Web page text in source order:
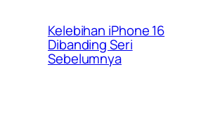
Kelebihan iPhone 16
Dibanding Seri
Sebelumnya